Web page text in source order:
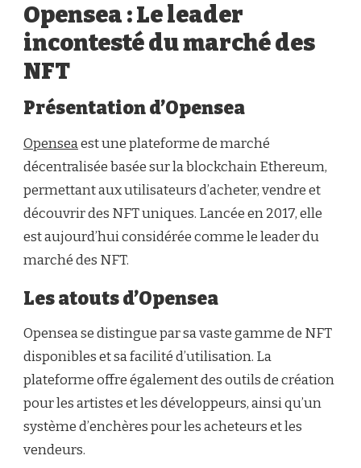
Opensea : Le leader
incontesté du marché des
NFT
Présentation d’Opensea
Openseaest une plateforme de marché
décentralisée basée sur la blockchain Ethereum,
permettant aux utilisateurs d’acheter, vendre et
découvrir des NFT uniques. Lancée en 2017, elle
est aujourd’hui considérée comme le leader du
marché des NFT.
Les atouts d’Opensea
Opensea se distingue par sa vaste gamme de NFT
disponibles et sa facilité d’utilisation. La
plateforme offre également des outils de création
pour les artistes et les développeurs, ainsi qu’un
système d’enchères pour les acheteurs et les
vendeurs.